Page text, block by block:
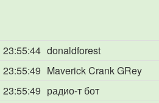
23:55:44 donaldforest
23:55:49 Maverick Crank GRey
23:55:49 радио-т бот